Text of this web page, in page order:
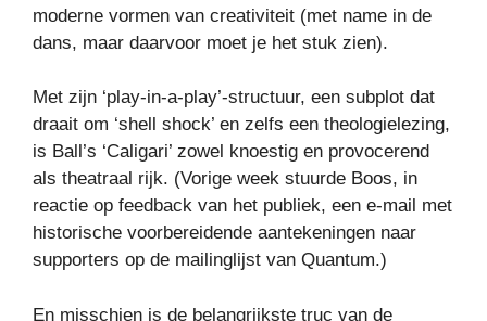
moderne vormen van creativiteit (met name in de
dans, maar daarvoor moet je het stuk zien).
Met zijn ‘play-in-a-play’-structuur, een subplot dat
draait om ‘shell shock’ en zelfs een theologielezing,
is Ball’s ‘Caligari’ zowel knoestig en provocerend
als theatraal rijk. (Vorige week stuurde Boos, in
reactie op feedback van het publiek, een e-mail met
historische voorbereidende aantekeningen naar
supporters op de mailinglijst van Quantum.)
En misschien is de belangrijkste truc van de